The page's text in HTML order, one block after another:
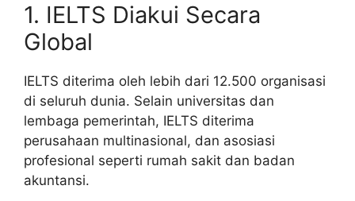
1. IELTS Diakui Secara
Global
IELTS diterima oleh lebih dari 12.500 organisasi
di seluruh dunia. Selain universitas dan
lembaga pemerintah, IELTS diterima
perusahaan multinasional, dan asosiasi
profesional seperti rumah sakit dan badan
akuntansi.